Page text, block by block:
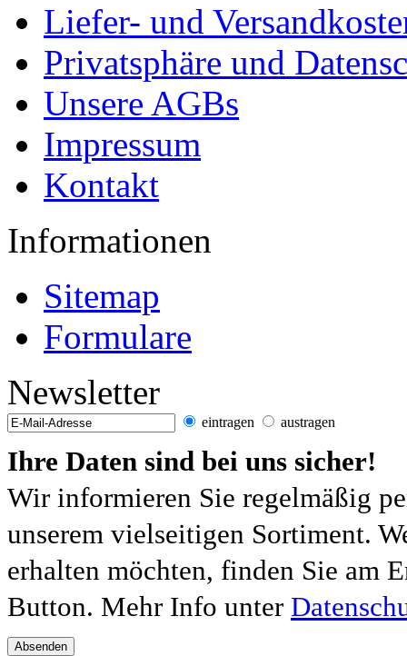
Liefer- und
Privatsphäre und
Unsere AGBs
Impressum
Kontakt
Informationen
Sitemap
Formulare
Newsletter
eintragen austragen
Ihre Daten sind bei uns sicher!
Wir informieren Sie regelmäßig
unserem vielseitigen Sortiment.
erhalten möchten, finden Sie am
Button. Mehr Info unter
Absenden